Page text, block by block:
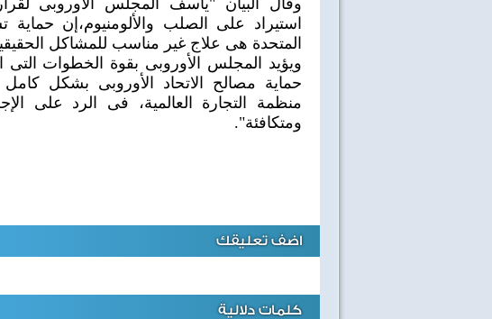
وقال البيان "يأسف المجلس الأوروبى
استيراد على الصلب والألومنيوم،إن
المتحدة هى علاج غير مناسب للمشاكل
ويؤيد المجلس الأوروبى بقوة الخطوات التى
حماية مصالح الاتحاد الأوروبى بشكل كامل
منظمة التجارة العالمية، فى الرد على
ومتكافئة".
اضف تعليقك
كلمات دلالية
اغاني وطنية